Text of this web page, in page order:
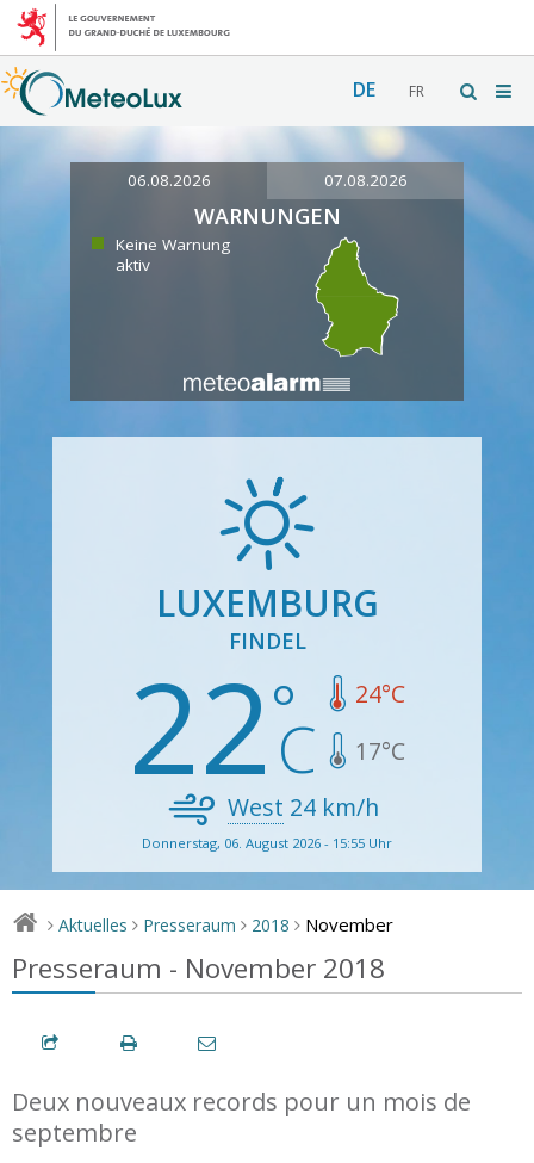
DE FR
06.08.2026 07.08.2026
WARNUNGEN
Keine Warnung
aktiv
LUXEMBURG
FINDEL
22 24°C
17°C
West 24 km/h
Donnerstag, 06. August 2026 - 15:55 Uhr
> Aktuelles > Presseraum > 2018 > November
Presseraum - November 2018
Deux nouveaux records pour un mois de
septembre